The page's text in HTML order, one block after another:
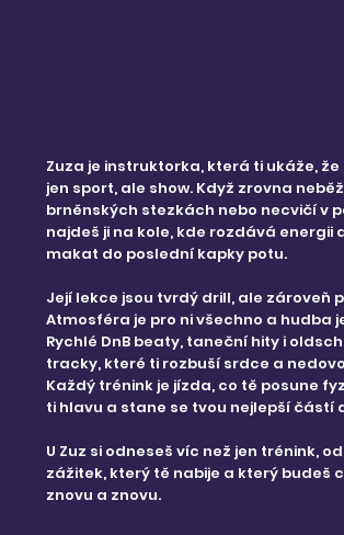
Zuza je instruktorka, která ti ukáže,
jen sport, ale show. Když zrovna
brněnských stezkách nebo necvičí v
najdeš ji na kole, kde rozdává energii
makat do poslední kapky potu.
Její lekce jsou tvrdý drill, ale zároveň
Atmosféra je pro ni všechno a hudba
Rychlé DnB beaty, taneční hity i
tracky, které ti rozbuší srdce a
Každý trénink je jízda, co tě posune
ti hlavu a stane se tvou nejlepší částí
U Zuz si odneseš víc než jen trénink,
zážitek, který tě nabije a který budeš
znovu a znovu.